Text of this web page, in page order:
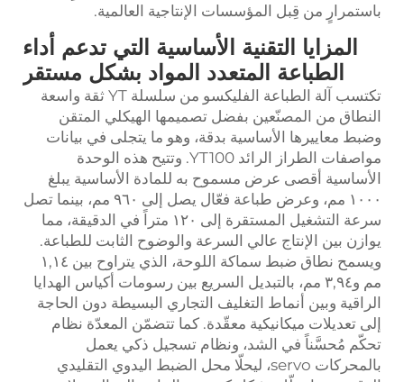
باستمرارٍ من قِبل المؤسسات الإنتاجية العالمية.
المزايا التقنية الأساسية التي تدعم أداء
الطباعة المتعدد المواد بشكل مستقر
تكتسب آلة الطباعة الفليكسو من سلسلة YT ثقة واسعة
النطاق من المصنّعين بفضل تصميمها الهيكلي المتقن
وضبط معاييرها الأساسية بدقة، وهو ما يتجلى في بيانات
مواصفات الطراز الرائد YT100. وتتيح هذه الوحدة
الأساسية أقصى عرض مسموح به للمادة الأساسية يبلغ
١٠٠٠ مم، وعرض طباعة فعّال يصل إلى ٩٦٠ مم، بينما تصل
سرعة التشغيل المستقرة إلى ١٢٠ متراً في الدقيقة، مما
يوازن بين الإنتاج عالي السرعة والوضوح الثابت للطباعة.
ويسمح نطاق ضبط سماكة اللوحة، الذي يتراوح بين ١,١٤
مم و٣,٩٤ مم، بالتبديل السريع بين رسومات أكياس الهدايا
الراقية وبين أنماط التغليف التجاري البسيطة دون الحاجة
إلى تعديلات ميكانيكية معقّدة. كما تتضمّن المعدّة نظام
تحكّم مُحسَّناً في الشد، ونظام تسجيل ذكي يعمل
بالمحركات servo، ليحلّا محل الضبط اليدوي التقليدي